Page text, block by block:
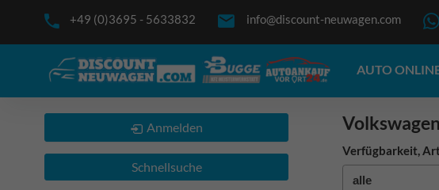
+49 (0)3695 - 5633832 info@discount-neuwagen.com
AUTO
Verfügbarkeit,
Anmelden
Schnellsuche